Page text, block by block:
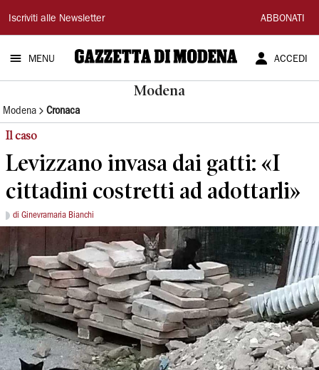
Gazzetta
di
Modena
Iscriviti alle Newsletter ABBONATI
MENU ACCEDI
Modena
Modena Cronaca
Il caso
Levizzano invasa dai gatti: «I
cittadini costretti ad adottarli»
di Ginevramaria Bianchi